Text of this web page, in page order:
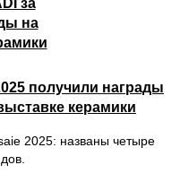
получили награды
керамики
2025: названы четыре